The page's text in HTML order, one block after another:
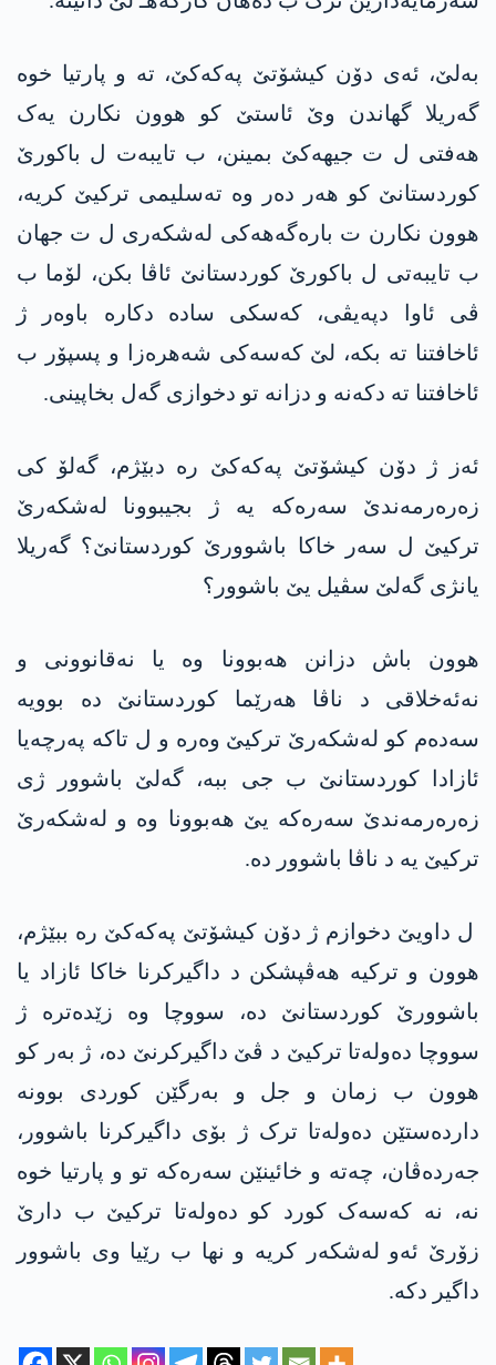
بەلێ، ئەی دۆن کیشۆتێ پەکەکێ، تە و پارتیا خوە
گەریلا گهاندن وێ ئاستێ کو هوون نکارن یەک
هەفتی ل ت جیهەکێ بمینن، ب تایبەت ل باکورێ
کوردستانێ کو هەر دەر وە تەسلیمی ترکیێ کریە،
هوون نکارن ت بارەگەهەکی لەشکەری ل ت جهان
ب تایبەتی ل باکورێ کوردستانێ ئاڤا بکن، لۆما ب
ڤی ئاوا دپەیڤی، کەسکی سادە دکارە باوەر ژ
ئاخافتنا تە بکە، لێ کەسەکی شەهرەزا و پسپۆر ب
ئاخافتنا تە دکەنە و دزانە تو دخوازی گەل بخاپینی.
ئەز ژ دۆن کیشۆتێ پەکەکێ رە دبێژم، گەلۆ کی
زەرەرمەندێ سەرەکە یە ژ بجیبوونا لەشکەرێ
ترکیێ ل سەر خاکا باشوورێ کوردستانێ؟ گەریلا
یانژی گەلێ سڤیل یێ باشوور؟
هوون باش دزانن هەبوونا وە یا نەقانوونی و
نەئەخلاقی د ناڤا هەرێما کوردستانێ دە بوویە
سەدەم کو لەشکەرێ ترکیێ وەرە و ل تاکە پەرچەیا
ئازادا کوردستانێ ب جی ببە، گەلێ باشوور ژی
زەرەرمەندێ سەرەکە یێ هەبوونا وە و لەشکەرێ
ترکیێ یە د ناڤا باشوور دە.
ل داویێ دخوازم ژ دۆن کیشۆتێ پەکەکێ رە ببێژم،
هوون و ترکیە هەڤپشکن د داگیرکرنا خاکا ئازاد یا
باشوورێ کوردستانێ دە، سووچا وە زێدەترە ژ
سووچا دەولەتا ترکیێ د ڤێ داگیرکرنێ دە، ژ بەر کو
هوون ب زمان و جل و بەرگێن کوردی بوونە
داردەستێن دەولەتا ترک ژ بۆی داگیرکرنا باشوور،
جەردەڤان، چەتە و خائینێن سەرەکە تو و پارتیا خوە
نە، نە کەسەک کورد کو دەولەتا ترکیێ ب دارێ
زۆرێ ئەو لەشکەر کریە و نها ب رێیا وی باشوور
داگیر دکە.